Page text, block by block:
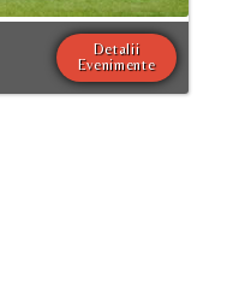
Detalii
Evenimente